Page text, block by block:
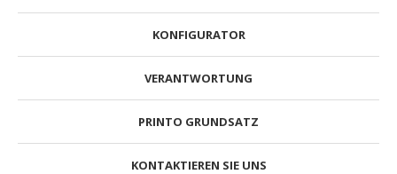
KONFIGURATOR
VERANTWORTUNG
PRINTO GRUNDSATZ
KONTAKTIEREN SIE UNS